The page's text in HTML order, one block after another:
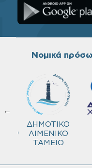
Νομικά
←
ΔΗΜΟΤΙΚΟ
ΛΙΜΕΝΙΚΟ
ΤΑΜΕΙΟ